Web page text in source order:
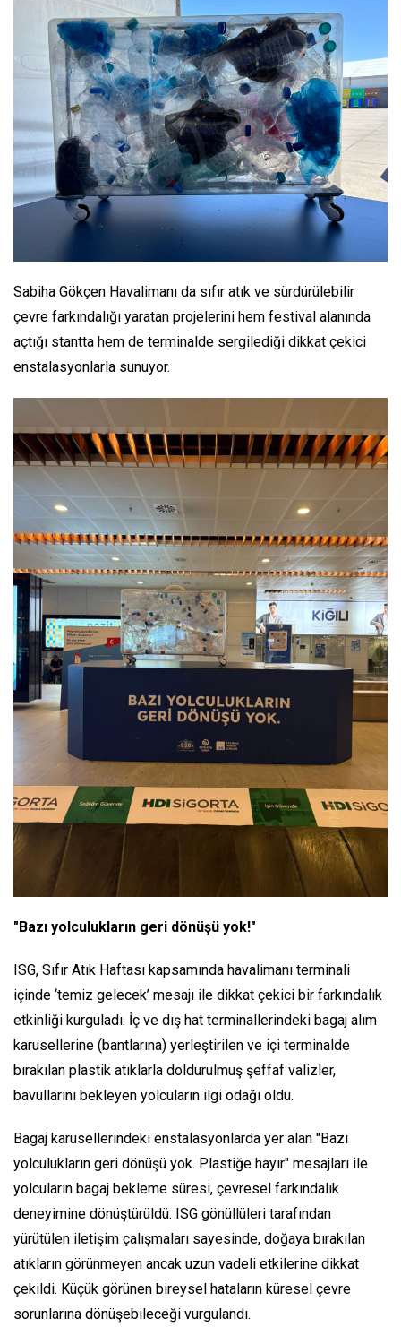
Sabiha Gökçen Havalimanı da sıfır atık ve sürdürülebilir
çevre farkındalığı yaratan projelerini hem festival alanında
açtığı stantta hem de terminalde sergilediği dikkat çekici
enstalasyonlarla sunuyor.
"Bazı yolculukların geri dönüşü yok!"
ISG, Sıfır Atık Haftası kapsamında havalimanı terminali
içinde ‘temiz gelecek’ mesajı ile dikkat çekici bir farkındalık
etkinliği kurguladı. İç ve dış hat terminallerindeki bagaj alım
karusellerine (bantlarına) yerleştirilen ve içi terminalde
bırakılan plastik atıklarla doldurulmuş şeffaf valizler,
bavullarını bekleyen yolcuların ilgi odağı oldu.
Bagaj karusellerindeki enstalasyonlarda yer alan "Bazı
yolculukların geri dönüşü yok. Plastiğe hayır" mesajları ile
yolcuların bagaj bekleme süresi, çevresel farkındalık
deneyimine dönüştürüldü. ISG gönüllüleri tarafından
yürütülen iletişim çalışmaları sayesinde, doğaya bırakılan
atıkların görünmeyen ancak uzun vadeli etkilerine dikkat
çekildi. Küçük görünen bireysel hataların küresel çevre
sorunlarına dönüşebileceği vurgulandı.